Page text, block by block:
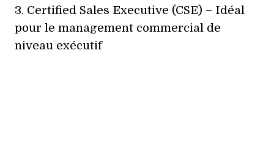
3. Certified Sales Executive (CSE) – Idéal
pour le management commercial de
niveau exécutif